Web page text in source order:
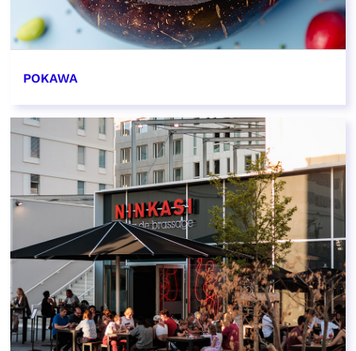
POKAWA
EN SAVOIR PLUS